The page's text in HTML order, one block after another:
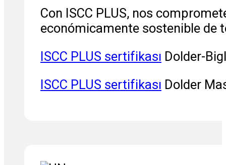
Con ISCC PLUS, nos
económicamente sostenible de
ISCC PLUS sertifikası Dolder-
ISCC PLUS sertifikası Dolder